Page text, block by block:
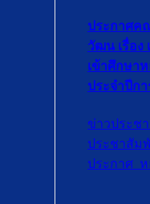
ประกาศค
วัฒน เรื่อ
เข้าศึกษา
ประจำปีกา
ข่าวประช
ประชาสัม
ประกาศ_